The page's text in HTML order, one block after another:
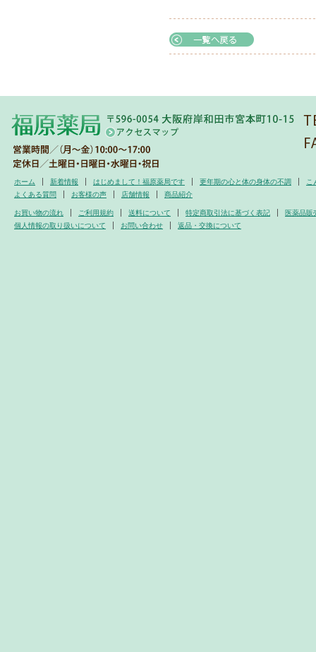
ホーム 新着情報 はじめまして！福原薬局です 更年期の心と体の身体の不調
こ
よくある質問
お客様の声 店舗情報 商品紹介
お買い物の流れ ご利用規約 送料について 特定商取引法に基づく表記
医薬品販
個人情報の取り扱いについて
お問い合わせ 返品・交換について